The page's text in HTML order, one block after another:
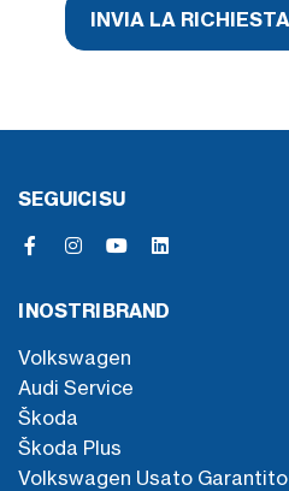
SEGUICI SU
I NOSTRI BRAND
Volkswagen
Audi Service
Škoda
Škoda Plus
Volkswagen Usato Garantito